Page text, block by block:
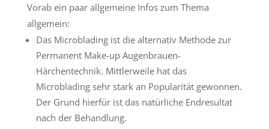
Vorab ein paar allgemeine Infos zum Thema
allgemein:
Das Microblading ist die alternativ Methode zur
Permanent Make-up Augenbrauen-
Härchentechnik. Mittlerweile hat das
Microblading sehr stark an Popularität gewonnen.
Der Grund hierfür ist das natürliche Endresultat
nach der Behandlung.